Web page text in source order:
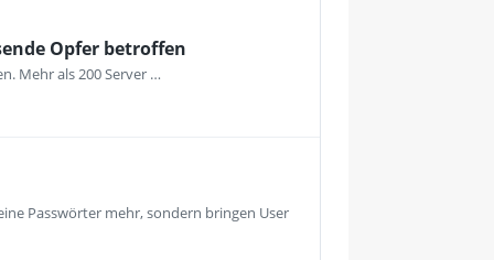
Opfer betroffen
Mehr als 200 Server …
Passwörter mehr, sondern bringen User